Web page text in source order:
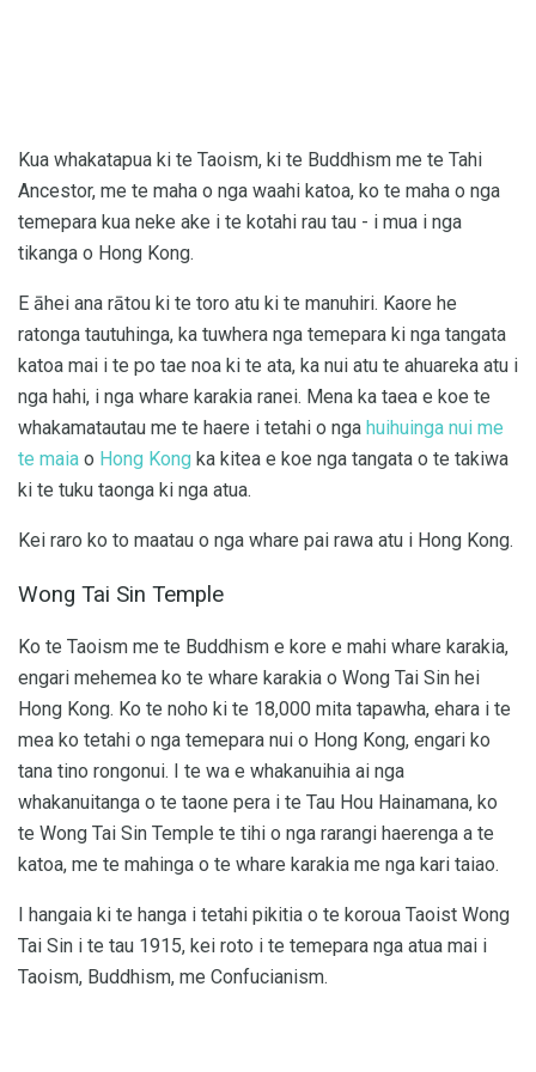
Kua whakatapua ki te Taoism, ki te Buddhism me te Tahi
Ancestor, me te maha o nga waahi katoa, ko te maha o nga
temepara kua neke ake i te kotahi rau tau - i mua i nga
tikanga o Hong Kong.
E āhei ana rātou ki te toro atu ki te manuhiri. Kaore he
ratonga tautuhinga, ka tuwhera nga temepara ki nga tangata
katoa mai i te po tae noa ki te ata, ka nui atu te ahuareka atu i
nga hahi, i nga whare karakia ranei. Mena ka taea e koe te
whakamatautau me te haere i tetahi o nga huihuinga nui me
te maia o Hong Kong ka kitea e koe nga tangata o te takiwa
ki te tuku taonga ki nga atua.
Kei raro ko to maatau o nga whare pai rawa atu i Hong Kong.
Wong Tai Sin Temple
Ko te Taoism me te Buddhism e kore e mahi whare karakia,
engari mehemea ko te whare karakia o Wong Tai Sin hei
Hong Kong. Ko te noho ki te 18,000 mita tapawha, ehara i te
mea ko tetahi o nga temepara nui o Hong Kong, engari ko
tana tino rongonui. I te wa e whakanuihia ai nga
whakanuitanga o te taone pera i te Tau Hou Hainamana, ko
te Wong Tai Sin Temple te tihi o nga rarangi haerenga a te
katoa, me te mahinga o te whare karakia me nga kari taiao.
I hangaia ki te hanga i tetahi pikitia o te koroua Taoist Wong
Tai Sin i te tau 1915, kei roto i te temepara nga atua mai i
Taoism, Buddhism, me Confucianism.